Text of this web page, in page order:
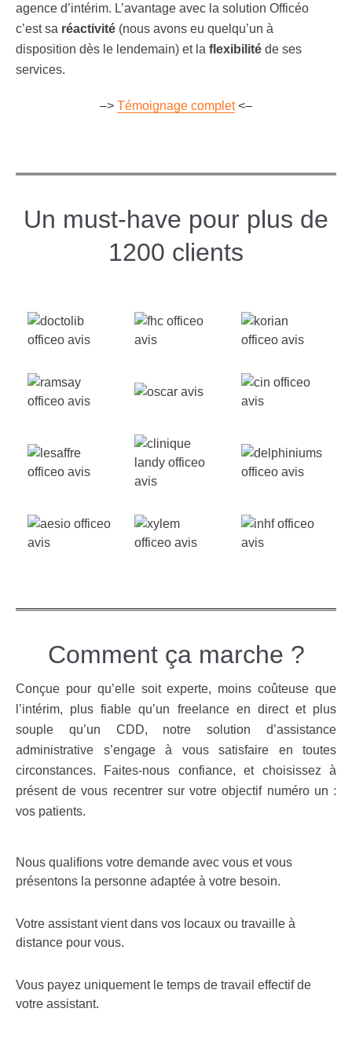
agence d’intérim. L’avantage avec la solution Officéo
c’est sa réactivité (nous avons eu quelqu’un à
disposition dès le lendemain) et la flexibilité de ses
services.
–> Témoignage complet <–
Un must-have pour plus de
1200 clients
Comment ça marche ?
Conçue pour qu’elle soit experte, moins coûteuse que
l’intérim, plus fiable qu’un freelance en direct et plus
souple qu’un CDD, notre solution d’assistance
administrative s’engage à vous satisfaire en toutes
circonstances. Faites-nous confiance, et choisissez à
présent de vous recentrer sur votre objectif numéro un :
vos patients.
Nous qualifions votre demande avec vous et vous
présentons la personne adaptée à votre besoin.
Votre assistant vient dans vos locaux ou travaille à
distance pour vous.
Vous payez uniquement le temps de travail effectif de
votre assistant.